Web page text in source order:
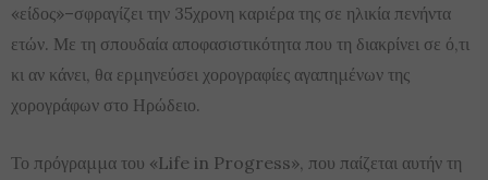
«είδος»–σφραγίζει την 35χρονη καριέρα της σε ηλικία πενήντα
ετών. Με τη σπουδαία αποφασιστικότητα που τη διακρίνει σε ό,τι
κι αν κάνει, θα ερμηνεύσει χορογραφίες αγαπημένων της
χορογράφων στο Ηρώδειο.
Το πρόγραμμα του «Life in Progress», που παίζεται αυτήν τη